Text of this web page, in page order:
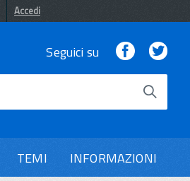
Accedi
Seguici su Facebook
TEMI INFORMAZIONI